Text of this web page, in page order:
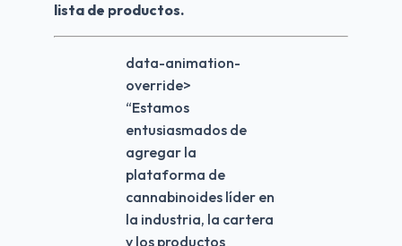
lista de productos.
data-animation-
override>
“Estamos
entusiasmados de
agregar la
plataforma de
cannabinoides líder en
la industria, la cartera
y los productos